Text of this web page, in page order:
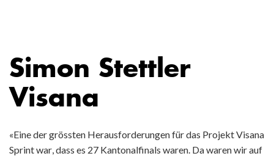
Simon Stettler
Visana
«Eine der grössten Herausforderungen für das Projekt Visana
Sprint war, dass es 27 Kantonalfinals waren. Da waren wir auf